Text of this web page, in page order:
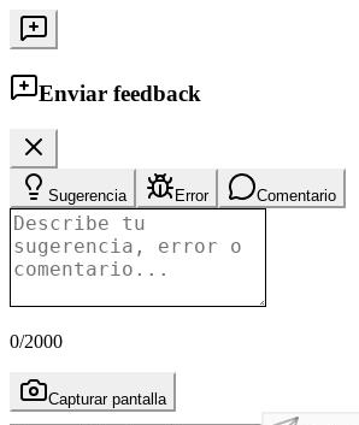
Enviar feedback
Sugerencia Error Comentario
0/2000
Capturar pantalla